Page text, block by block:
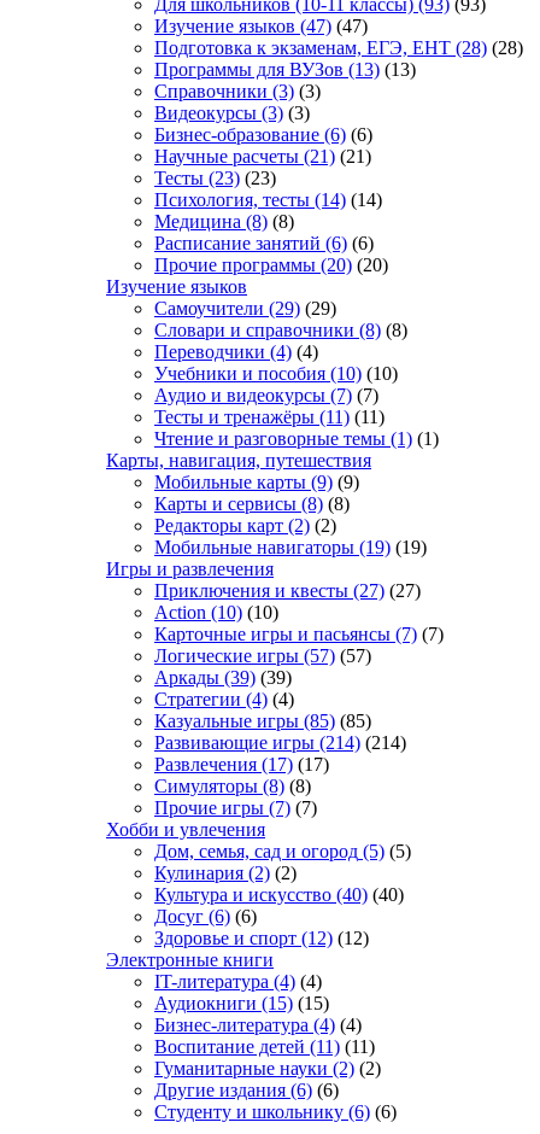
Для школьников (10-11 классы) (93) (93)
Изучение языков (47) (47)
Подготовка к экзаменам, ЕГЭ, ЕНТ (28) (28)
Программы для ВУЗов (13) (13)
Справочники (3) (3)
Видеокурсы (3) (3)
Бизнес-образование (6) (6)
Научные расчеты (21) (21)
Тесты (23) (23)
Психология, тесты (14) (14)
Медицина (8) (8)
Расписание занятий (6) (6)
Прочие программы (20) (20)
Изучение языков
Самоучители (29) (29)
Словари и справочники (8) (8)
Переводчики (4) (4)
Учебники и пособия (10) (10)
Аудио и видеокурсы (7) (7)
Тесты и тренажёры (11) (11)
Чтение и разговорные темы (1) (1)
Карты, навигация, путешествия
Мобильные карты (9) (9)
Карты и сервисы (8) (8)
Редакторы карт (2) (2)
Мобильные навигаторы (19) (19)
Игры и развлечения
Приключения и квесты (27) (27)
Action (10) (10)
Карточные игры и пасьянсы (7) (7)
Логические игры (57) (57)
Аркады (39) (39)
Стратегии (4) (4)
Казуальные игры (85) (85)
Развивающие игры (214) (214)
Развлечения (17) (17)
Симуляторы (8) (8)
Прочие игры (7) (7)
Хобби и увлечения
Дом, семья, сад и огород (5) (5)
Кулинария (2) (2)
Культура и искусство (40) (40)
Досуг (6) (6)
Здоровье и спорт (12) (12)
Электронные книги
IT-литература (4) (4)
Аудиокниги (15) (15)
Бизнес-литература (4) (4)
Воспитание детей (11) (11)
Гуманитарные науки (2) (2)
Другие издания (6) (6)
Студенту и школьнику (6) (6)